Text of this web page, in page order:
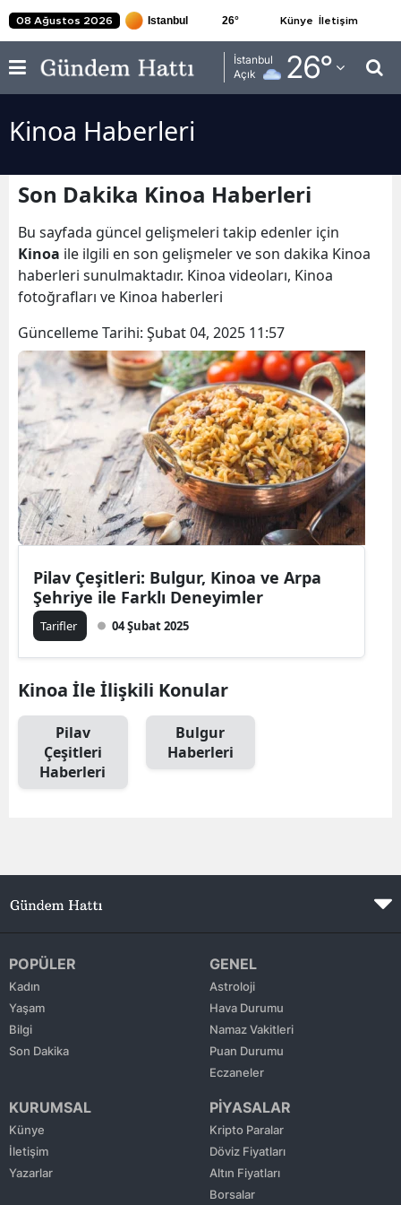
08 Ağustos 2026 26° Künye İletişim
İstanbul
Açık
26°
Adana
Adıyaman
Amasya
Ankara
Antalya
Aydın
Balıkesir
Bilecik
Bingöl
Bitlis
Bolu
Burdur
Bursa
Çorum
Erzurum
Eskişehir
Gaziantep
Giresun
Gümüşhane
Hatay
Isparta
Kinoa Haberleri
Son Dakika Kinoa Haberleri
Bu sayfada güncel gelişmeleri takip edenler için
Kinoa ile ilgili en son gelişmeler ve son dakika Kinoa
haberleri sunulmaktadır. Kinoa videoları, Kinoa
fotoğrafları ve Kinoa haberleri
Güncelleme Tarihi: Şubat 04, 2025 11:57
Pilav Çeşitleri: Bulgur, Kinoa ve Arpa
Şehriye ile Farklı Deneyimler
Tarifler 04 Şubat 2025
Kinoa İle İlişkili Konular
Pilav
Çeşitleri
Haberleri
Bulgur
Haberleri
POPÜLER
Kadın
Yaşam
Bilgi
Son Dakika
GENEL
Astroloji
Hava Durumu
Namaz Vakitleri
Puan Durumu
Eczaneler
KURUMSAL
Künye
İletişim
Yazarlar
PİYASALAR
Kripto Paralar
Döviz Fiyatları
Altın Fiyatları
Borsalar